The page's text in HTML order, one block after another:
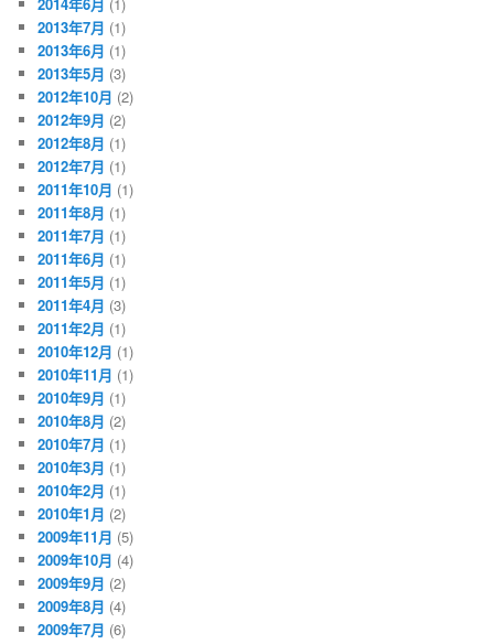
2013年7月 (1)
2013年6月 (1)
2013年5月 (3)
2012年10月 (2)
2012年9月 (2)
2012年8月 (1)
2012年7月 (1)
2011年10月 (1)
2011年8月 (1)
2011年7月 (1)
2011年6月 (1)
2011年5月 (1)
2011年4月 (3)
2011年2月 (1)
2010年12月 (1)
2010年11月 (1)
2010年9月 (1)
2010年8月 (2)
2010年7月 (1)
2010年3月 (1)
2010年2月 (1)
2010年1月 (2)
2009年11月 (5)
2009年10月 (4)
2009年9月 (2)
2009年8月 (4)
2009年7月 (6)